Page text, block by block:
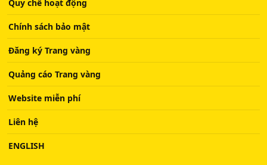
Quy chế hoạt động
Chính sách bảo mật
Đăng ký Trang vàng
Quảng cáo Trang vàng
Website miễn phí
Liên hệ
ENGLISH